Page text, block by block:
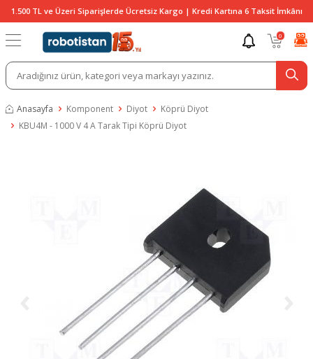
1.500 TL ve Üzeri Siparişlerde Ücretsiz Kargo | Kredi Kartına 6 Taksit İmkânı
0
Anasayfa Komponent Diyot
Köprü Diyot
KBU4M - 1000 V 4 A Tarak Tipi Köprü Diyot